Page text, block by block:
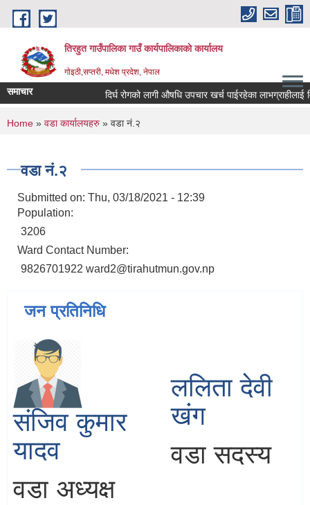
Skip to main content
तिरहुत गाउँपालिका गाउँ कार्यपालिकाकाे कार्यालय
गाेइठी,सप्तरी, मधेश प्रदेश, नेपाल
समाचार दिर्घ रोगको लागी औषधि उपचार खर्च पाईरहेका
You are here
Home » वडा कार्यालयहरु » वडा नं.२
वडा नं.२
Submitted on: Thu, 03/18/2021 - 12:39
Population:
3206
Ward Contact Number:
9826701922 ward2@tirahutmun.gov.np
जन प्रतिनिधि
संजिव कुमार
यादव
वडा अध्यक्ष
ललिता देवी
खंग
वडा सदस्य